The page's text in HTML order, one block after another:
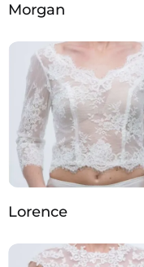
Morgan
Lorence